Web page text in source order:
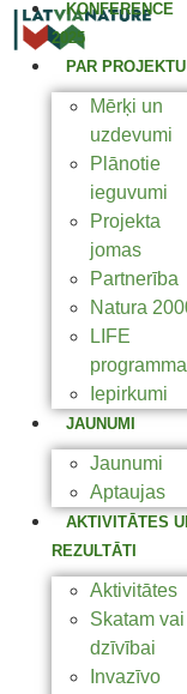
KONFERENCE
2025
PAR PROJEKTU
Mērķi un
uzdevumi
Plānotie
ieguvumi
Projekta
jomas
Partnerība
Natura
LIFE
programma
Iepirkumi
JAUNUMI
Jaunumi
Aptaujas
AKTIVITĀTES
REZULTĀTI
Aktivitātes
Skatam vai
dzīvībai
Invazīvo